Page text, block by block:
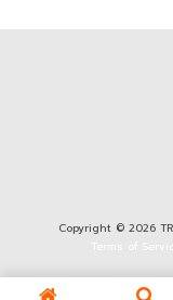
Copyright © 2026